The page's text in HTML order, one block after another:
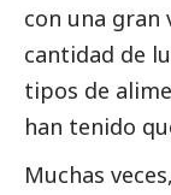
con una gran
cantidad de
tipos de
han tenido
Muchas